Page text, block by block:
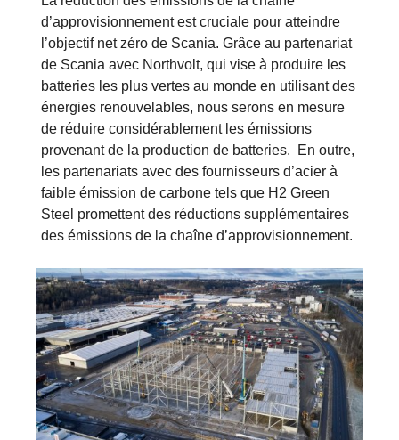
d’approvisionnement est cruciale pour atteindre
l’objectif net zéro de Scania. Grâce au partenariat
de Scania avec Northvolt, qui vise à produire les
batteries les plus vertes au monde en utilisant des
énergies renouvelables, nous serons en mesure
de réduire considérablement les émissions
provenant de la production de batteries. En outre,
les partenariats avec des fournisseurs d’acier à
faible émission de carbone tels que H2 Green
Steel promettent des réductions supplémentaires
des émissions de la chaîne d’approvisionnement.